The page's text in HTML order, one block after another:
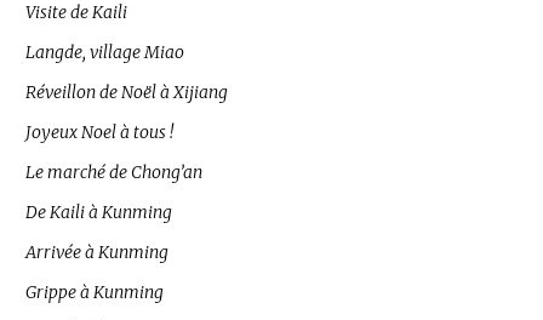
Visite de Kaili
Langde, village Miao
Réveillon de Noël à Xijiang
Joyeux Noel à tous !
Le marché de Chong’an
De Kaili à Kunming
Arrivée à Kunming
Grippe à Kunming